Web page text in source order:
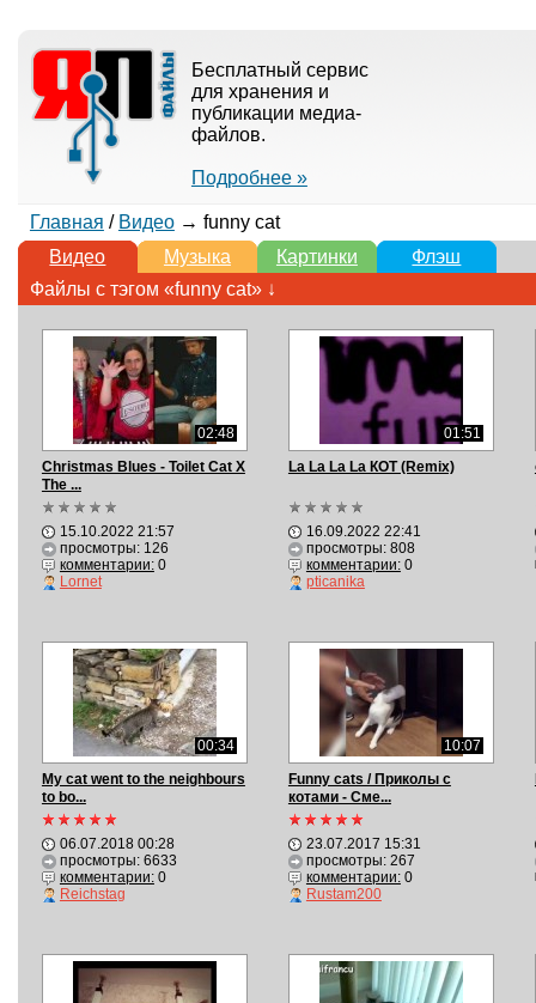
Бесплатный сервис
для хранения и
публикации медиа-
файлов.
Подробнее »
Главная / Видео→ funny cat
Видео
Музыка Картинки
Флэш
Файлы с тэгом «funny cat» ↓
02:48
Christmas Blues - Toilet Cat X
The ...
15.10.2022 21:57
просмотры: 126
комментарии:0
Lornet
01:51
La La La La КОТ (Remix)
16.09.2022 22:41
просмотры: 808
комментарии:0
pticanika
00:34
My cat went to the neighbours
to bo...
06.07.2018 00:28
просмотры: 6633
комментарии:0
Reichstag
10:07
Funny cats / Приколы с
котами - Сме...
23.07.2017 15:31
просмотры: 267
комментарии:0
Rustam200